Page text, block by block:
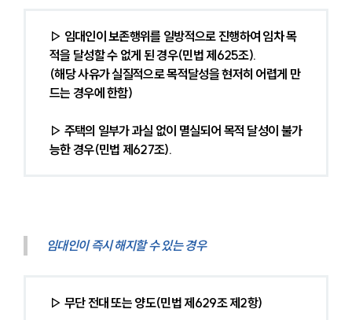
▷ 임대인이 보존행위를 일방적으로 진행하여 임차 목
적을 달성할 수 없게 된 경우(민법 제625조).
(해당 사유가 실질적으로 목적달성을 현저히 어렵게 만
드는 경우에 한함)
▷ 주택의 일부가 과실 없이 멸실되어 목적 달성이 불가
능한 경우(민법 제627조).
임대인이 즉시 해지할 수 있는 경우
▷ 무단 전대 또는 양도(민법 제629조 제2항)